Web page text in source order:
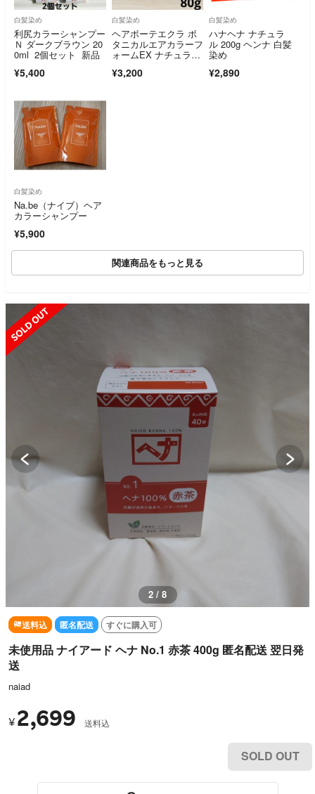
白髪染め
利尻カラーシャンプー
Ｎ ダークブラウン 20
0ml 2個セット 新品
¥5,400
白髪染め
ヘアボーテエクラ ボ
タニカルエアカラーフ
ォームEX ナチュラル
¥3,200
白髪染め
ハナヘナ ナチュラ
ル 200g ヘンナ 白髪
染め
¥2,890
白髪染め
Na.be（ナイブ）ヘア
カラーシャンプー
¥5,900
関連商品をもっと見る
2 / 8
送料込 匿名配送 すぐに購入可
未使用品 ナイアード ヘナ No.1 赤茶 400g 匿名配送 翌日発
送
naiad
¥ 2,699 送料込
SOLD OUT